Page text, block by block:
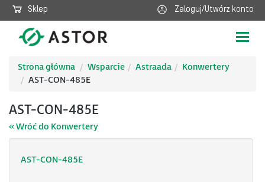
Sklep Zaloguj/Utwórz konto
Strona główna
Wsparcie Astraada
Konwertery
AST-CON-485E
AST-CON-485E
« Wróć do Konwertery
AST-CON-485E